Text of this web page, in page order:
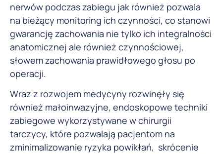
nerwów podczas zabiegu jak również pozwala
na bieżący monitoring ich czynności, co stanowi
gwarancję zachowania nie tylko ich integralności
anatomicznej ale również czynnościowej,
słowem zachowania prawidłowego głosu po
operacji.
Wraz z rozwojem medycyny rozwinęły się
również małoinwazyjne, endoskopowe techniki
zabiegowe wykorzystywane w chirurgii
tarczycy, które pozwalają pacjentom na
zminimalizowanie ryzyka powikłań, skrócenie